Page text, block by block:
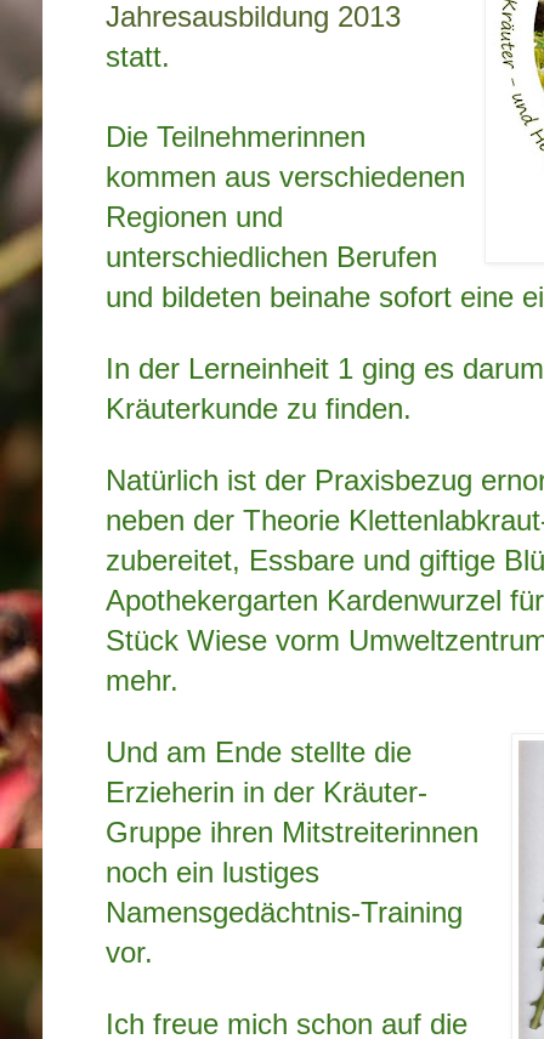
Jahresausbildung 2013
statt.
Die Teilnehmerinnen
kommen aus verschiedenen
Regionen und
unterschiedlichen Berufen
und bildeten beinahe sofort eine
In der Lerneinheit 1 ging es
Kräuterkunde zu finden.
Natürlich ist der Praxisbezug
neben der Theorie
zubereitet, Essbare und giftige
Apothekergarten Kardenwurzel
Stück Wiese vorm
mehr.
Und am Ende stellte die
Erzieherin in der Kräuter-
Gruppe ihren Mitstreiterinnen
noch ein lustiges
Namensgedächtnis-Training
vor.
Ich freue mich schon auf die